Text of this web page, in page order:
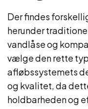
Der findes
herunder
vandlåse og
vælge den rette
afløbssystemets
og kvalitet, da
holdbarheden og